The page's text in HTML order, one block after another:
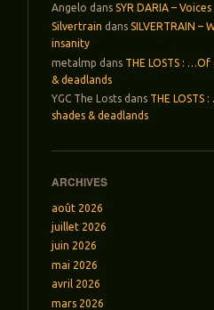
Angelo dansSYR DARIA – Voices
Silvertrain dansSILVERTRAIN –
insanity
metalmp dans THE LOSTS : …Of
& deadlands
YGC The Losts dans THE LOSTS
shades & deadlands
ARCHIVES
août 2026
juillet 2026
juin 2026
mai 2026
avril 2026
mars 2026